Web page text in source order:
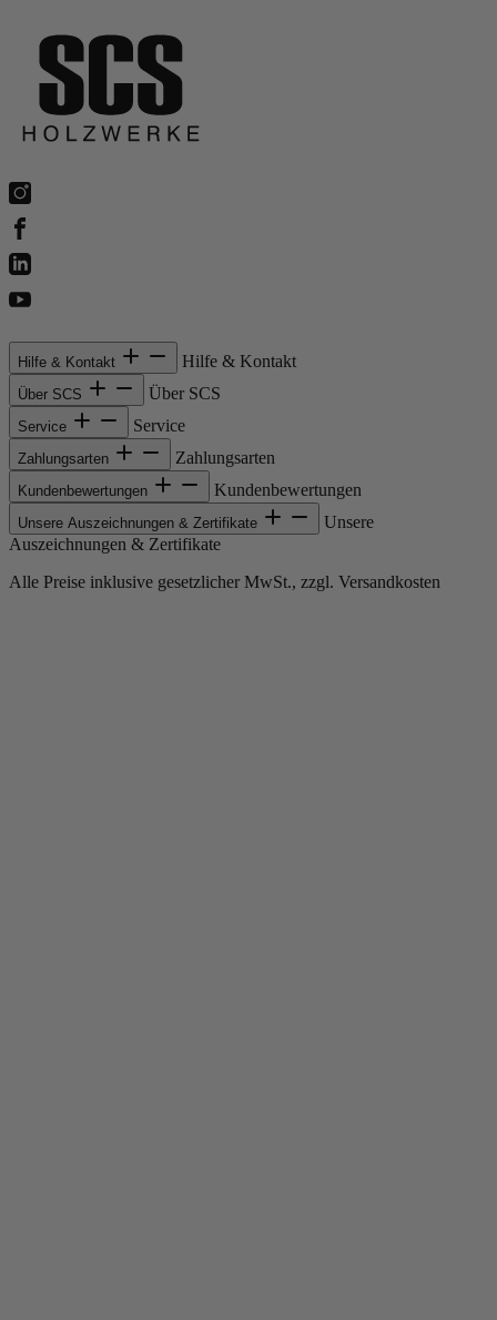
Hilfe & Kontakt Hilfe & Kontakt
Über SCS Über SCS
Service Service
Zahlungsarten Zahlungsarten
Kundenbewertungen Kundenbewertungen
Unsere Auszeichnungen & Zertifikate
Unsere
Auszeichnungen & Zertifikate
Alle Preise inklusive gesetzlicher MwSt., zzgl. Versandkosten